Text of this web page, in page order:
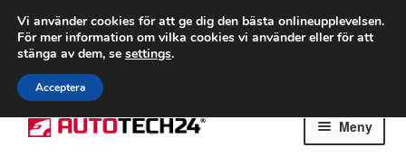
FRAKT från 75 kr
Världsomspännande frakt
Ring 766 924 713
Hoppa
till
Hoppa
till
Meny
Vi använder cookies för att ge dig den bästa onlineupplevelsen.
För mer information om vilka cookies vi använder eller för att
stänga av dem, se settings.
Acceptera